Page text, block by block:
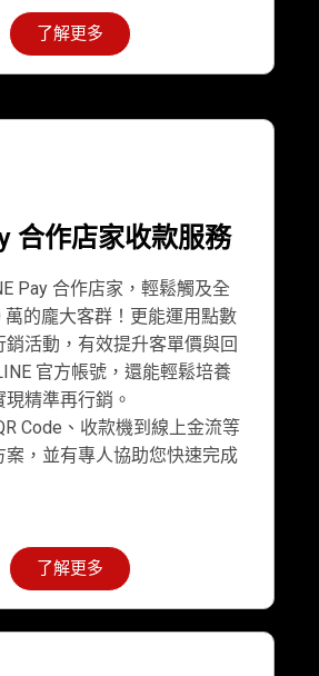
了解更多
合作店家收款服務
Pay 合作店家，輕鬆觸及全
萬的龐大客群！更能運用點數
銷活動，有效提升客單價與回
官方帳號，還能輕鬆培養
精準再行銷。
Code、收款機到線上金流等
案，並有專人協助您快速完成
了解更多